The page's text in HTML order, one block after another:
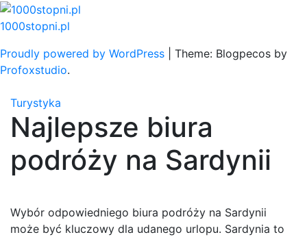
Skip
to
1000stopni.pl
Proudly powered by WordPress
Theme: Blogpecos by
Profoxstudio.
Turystyka
Najlepsze biura
podróży na Sardynii
Wybór odpowiedniego biura podróży na Sardynii
może być kluczowy dla udanego urlopu. Sardynia to